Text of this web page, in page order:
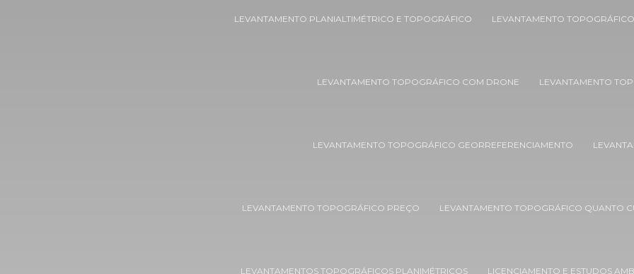
LEVANTAMENTO PLANIALTIMÉTRICO E TOPOGRÁFICO LEVANTAMENTO TOPOGRÁFICO
LEVANTAMENTO TOPOGRÁFICO COM DRONE LEVANTAMENTO
LEVANTAMENTO TOPOGRÁFICO GEORREFERENCIAMENTO
LEVANTAMENTO TOPOGRÁFICO PREÇO LEVANTAMENTO TOPOGRÁFICO QUANTO
LEVANTAMENTOS TOPOGRÁFICOS PLANIMÉTRICOS LICENCIAMENTO E ESTUDOS